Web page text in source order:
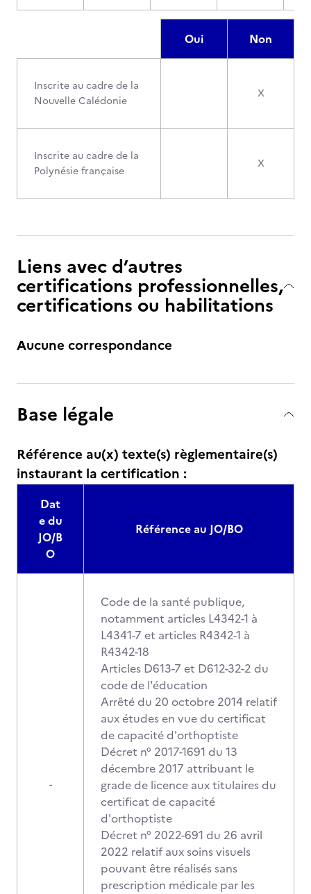
Oui Non
Inscrite au cadre de la
Nouvelle Calédonie
X
Inscrite au cadre de la
Polynésie française
X
Liens avec d’autres
certifications professionnelles,
certifications ou habilitations
Aucune correspondance
Base légale
Référence au(x) texte(s) règlementaire(s)
instaurant la certification :
Dat
e du
JO/B
O
Référence au JO/BO
-
Code de la santé publique,
notamment articles L4342-1 à
L4341-7 et articles R4342-1 à
R4342-18
Articles D613-7 et D612-32-2 du
code de l'éducation
Arrêté du 20 octobre 2014 relatif
aux études en vue du certificat
de capacité d'orthoptiste
Décret n° 2017-1691 du 13
décembre 2017 attribuant le
grade de licence aux titulaires du
certificat de capacité
d'orthoptiste
Décret n° 2022-691 du 26 avril
2022 relatif aux soins visuels
pouvant être réalisés sans
prescription médicale par les